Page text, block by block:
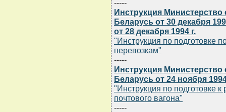
-----
Инструкция
Беларусь от 30 декабря
от 28 декабря 1994 г.
"Инструкция по подготовке
перевозкам"
-----
Инструкция
Беларусь от 24 ноября 1994
"Инструкция по подготовке
почтового вагона"
-----